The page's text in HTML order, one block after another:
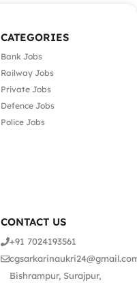
CATEGORIES
Bank Jobs
Railway Jobs
Private Jobs
Defence Jobs
Police Jobs
CONTACT US
+91 7024193561
Bishrampur, Surajpur,